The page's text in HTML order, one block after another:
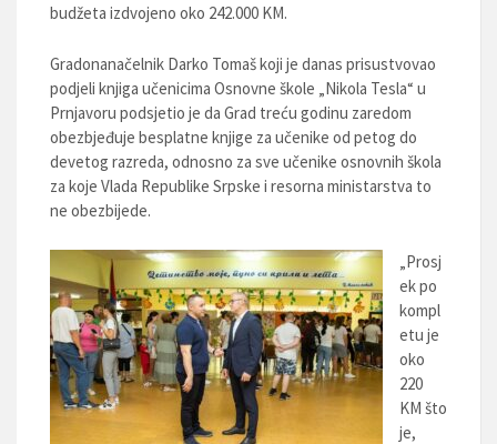
budžeta izdvojeno oko 242.000 KM.
Gradonanačelnik Darko Tomaš koji je danas prisustvovao
podjeli knjiga učenicima Osnovne škole „Nikola Tesla“ u
Prnjavoru podsjetio je da Grad treću godinu zaredom
obezbjeđuje besplatne knjige za učenike od petog do
devetog razreda, odnosno za sve učenike osnovnih škola
za koje Vlada Republike Srpske i resorna ministarstva to
ne obezbijede.
„Prosj
ek po
kompl
etu je
oko
220
KM što
je,